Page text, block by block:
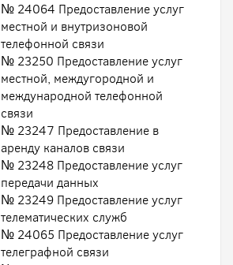
№ 24064 Предоставление услуг
местной и внутризоновой
телефонной связи
№ 23250 Предоставление услуг
местной, междугородной и
международной телефонной
связи
№ 23247 Предоставление в
аренду каналов связи
№ 23248 Предоставление услуг
передачи данных
№ 23249 Предоставление услуг
телематических служб
№ 24065 Предоставление услуг
телеграфной связи